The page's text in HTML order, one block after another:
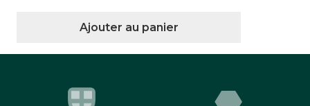
Ajouter au panier